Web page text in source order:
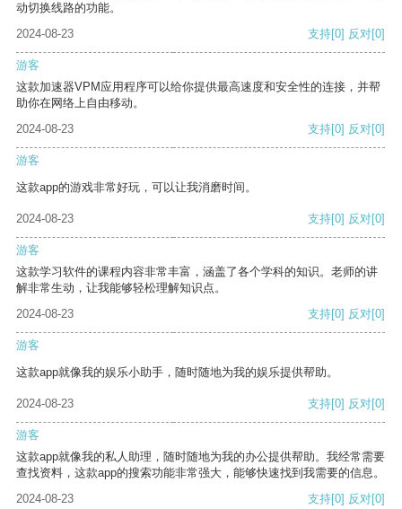
动切换线路的功能。
2024-08-23
支持[0] 反对[0]
游客
这款加速器VPM应用程序可以给你提供最高速度和安全性的连接，并帮
助你在网络上自由移动。
2024-08-23
支持[0] 反对[0]
游客
这款app的游戏非常好玩，可以让我消磨时间。
2024-08-23 支持[0] 反对[0]
游客
这款学习软件的课程内容非常丰富，涵盖了各个学科的知识。老师的讲
解非常生动，让我能够轻松理解知识点。
2024-08-23
支持[0] 反对[0]
游客
这款app就像我的娱乐小助手，随时随地为我的娱乐提供帮助。
2024-08-23 支持[0] 反对[0]
游客
这款app就像我的私人助理，随时随地为我的办公提供帮助。我经常需要
查找资料，这款app的搜索功能非常强大，能够快速找到我需要的信息。
2024-08-23
支持[0] 反对[0]